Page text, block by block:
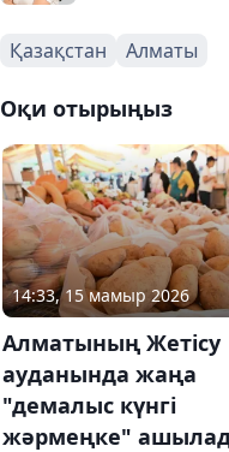
Қазақстан Алматы
Оқи отырыңыз
14:33, 15 мамыр 2026
Алматының Жетісу
ауданында жаңа
"демалыс күнгі
жәрмеңке"